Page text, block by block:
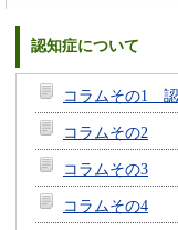
認知症について
コラムその1
コラムその2
コラムその3
コラムその4